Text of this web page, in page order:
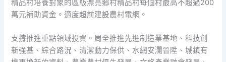
精品村培養對象的區級漂亮鄉村精品村每個村最高不超過200
萬元補助資金。適度超前建設農村電網。
支撐推進重點領域投資。周全推進先進制造業基地、科技創
新強基、綜合路況、清潔動力保供、水網安瀾晉陞、城鎮有